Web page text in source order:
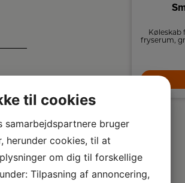
frosne varer.
LÆG I KURV
Køleskab
fryserum,
til cookies
samarbejdspartnere bruger
herunder cookies, til at
om dig til forskellige
Tilpasning af annoncering,